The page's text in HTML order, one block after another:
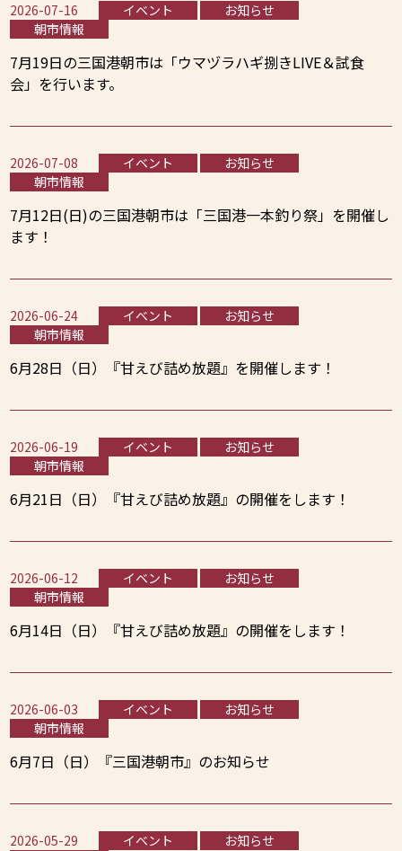
2026-07-16 イベント
お知らせ
朝市情報
7月19日の三国港朝市は「ウマヅラハギ捌きLIVE＆試食
会」を行います。
2026-07-08 イベント
お知らせ
朝市情報
7月12日(日)の三国港朝市は「三国港一本釣り祭」を開催し
ます！
2026-06-24 イベント
お知らせ
朝市情報
6月28日（日）『甘えび詰め放題』を開催します！
2026-06-19 イベント
お知らせ
朝市情報
6月21日（日）『甘えび詰め放題』の開催をします！
2026-06-12 イベント
お知らせ
朝市情報
6月14日（日）『甘えび詰め放題』の開催をします！
2026-06-03 イベント
お知らせ
朝市情報
6月7日（日）『三国港朝市』のお知らせ
2026-05-29 イベント
お知らせ